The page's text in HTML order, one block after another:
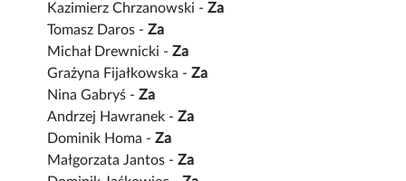
Kazimierz Chrzanowski -Za
Tomasz Daros -Za
Michał Drewnicki -Za
Grażyna Fijałkowska -Za
Nina Gabryś -Za
Andrzej Hawranek -Za
Dominik Homa -Za
Małgorzata Jantos -Za